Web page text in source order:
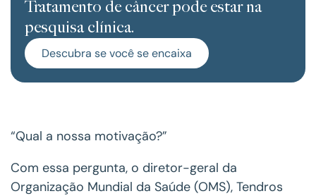
Tratamento de câncer pode estar na
pesquisa clínica.
Descubra se você se encaixa
“Qual a nossa motivação?”
Com essa pergunta, o diretor-geral da
Organização Mundial da Saúde (OMS), Tendros